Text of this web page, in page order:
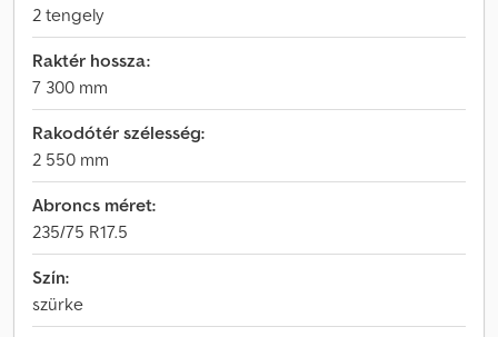
2 tengely
Raktér hossza:
7 300 mm
Rakodótér szélesség:
2 550 mm
Abroncs méret:
235/75 R17.5
Szín:
szürke